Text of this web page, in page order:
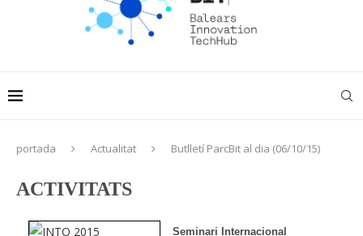
portada Actualitat Butlletí ParcBit al dia (06/10/15)
ACTIVITATS
Seminari Internacional